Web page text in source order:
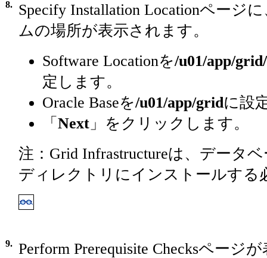
8.
Specify Installation Locationページ
ムの場所が表示されます。
Software Locationを/u01/app/
定します。
Oracle Baseを/u01/app/gridに設
「 Next 」をクリックします。
注：Grid Infrastructureは、データ
ディレクトリにインストールする
9. Perform Prerequisite Checksページ